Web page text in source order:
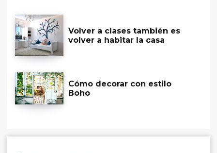
Volver a clases también es
volver a habitar la casa
Cómo decorar con estilo
Boho